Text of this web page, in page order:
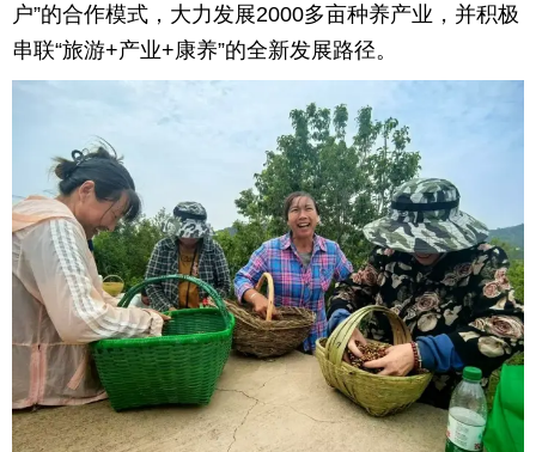
户”的合作模式，大力发展2000多亩种养产业，并积极
串联“旅游+产业+康养”的全新发展路径。